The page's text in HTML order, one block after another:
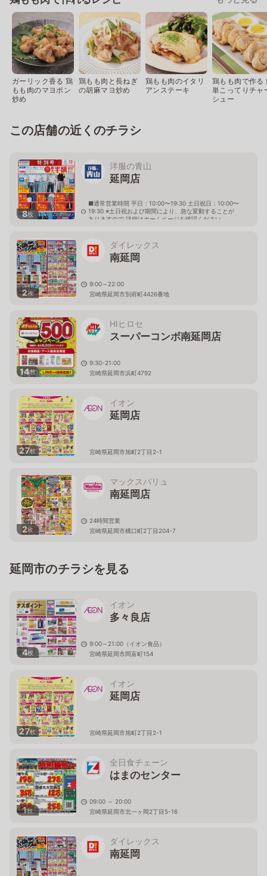
ガーリック香る 鶏
もも肉のマヨポン
炒め
鶏もも肉と長ねぎ
の胡麻マヨ炒め
鶏もも肉のイタリ
アンステーキ
鶏もも肉で作る
単こってりチャ
シュー
この店舗の近くのチラシ
8枚
洋服の青山
延岡店
■通常営業時間 平日：10:00〜19:30 土日祝日：10:00〜
19:30 ※土日祝および期間により、急な変動することが
ありますので 詳細はホームページを確認ください
2枚
ダイレックス
南延岡
9:00～22:00
宮崎県延岡市別府町4426番地
14枚
HIヒロセ
スーパーコンボ南延岡店
9:30-21:00
宮崎県延岡市浜町4792
27枚
イオン
延岡店
宮崎県延岡市旭町2丁目2-1
2枚
マックスバリュ
南延岡店
24時間営業
宮崎県延岡市構口町2丁目204-7
延岡市のチラシを見る
4枚
イオン
多々良店
9:00～21:00（イオン食品）
宮崎県延岡市岡富町154
27枚
イオン
延岡店
宮崎県延岡市旭町2丁目2-1
1枚
全日食チェーン
はまのセンター
09:00 ～ 20:00
宮崎県延岡市北一ヶ岡2丁目5-16
ダイレックス
南延岡